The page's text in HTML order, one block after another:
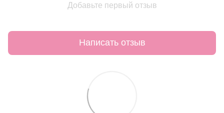
Добавьте первый отзыв
Написать отзыв